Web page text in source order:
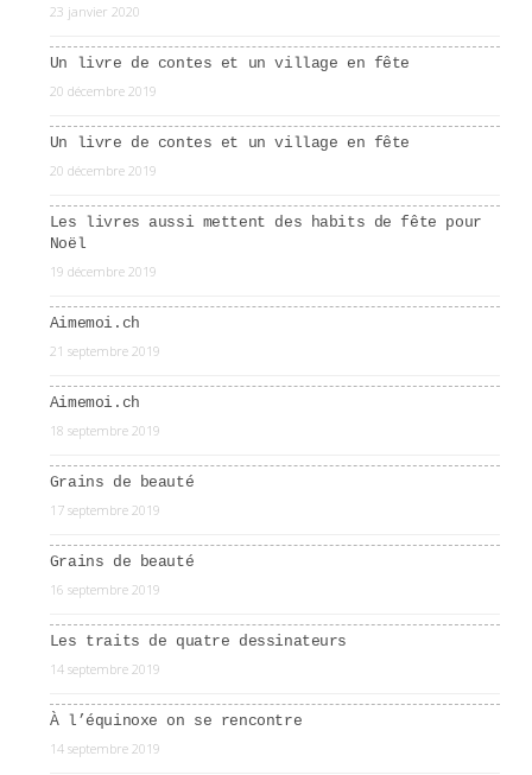
23 janvier 2020
Un livre de contes et un village en fête
20 décembre 2019
Un livre de contes et un village en fête
20 décembre 2019
Les livres aussi mettent des habits de fête pour
Noël
19 décembre 2019
Aimemoi.ch
21 septembre 2019
Aimemoi.ch
18 septembre 2019
Grains de beauté
17 septembre 2019
Grains de beauté
16 septembre 2019
Les traits de quatre dessinateurs
14 septembre 2019
À l’équinoxe on se rencontre
14 septembre 2019